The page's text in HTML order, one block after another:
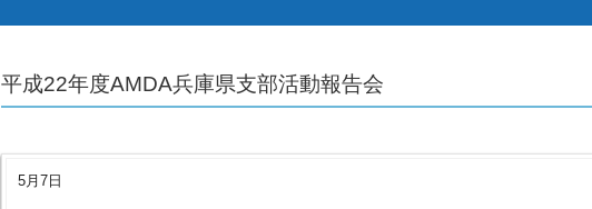
平成22年度AMDA兵庫県支部活動報告会
5月7日